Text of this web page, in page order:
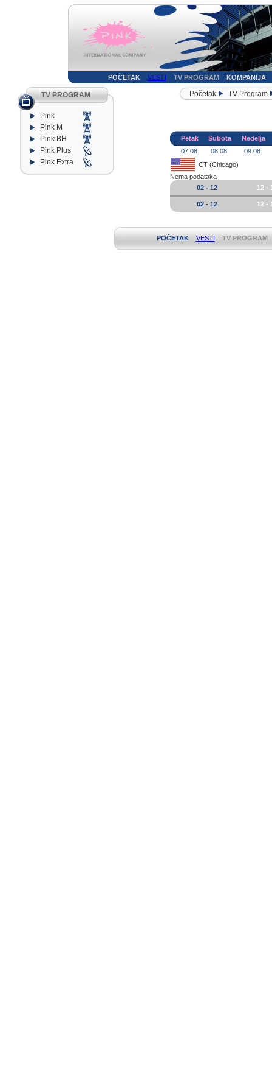
POČETAK VESTI TV PROGRAM KOMPANIJA
TV PROGRAM
Pink
Pink M
Pink BH
Pink Plus
Pink Extra
Početak TV Program
Petak Subota
Nedelja
07.08.
08.08.
09.08.
CT (Chicago)
Nema podataka
02 - 12
12 -
02 - 12 12 -
POČETAK VESTI TV PROGRAM